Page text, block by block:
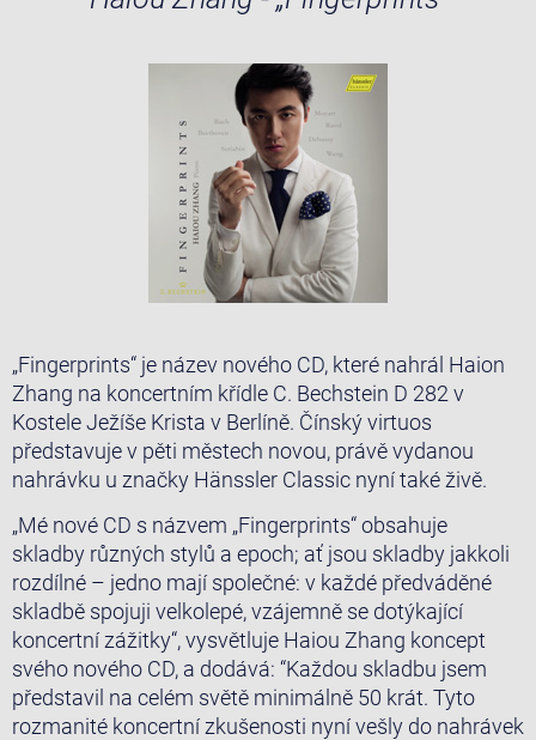
„Fingerprints“ je název nového CD, které nahrál Haion
Zhang na koncertním křídle C. Bechstein D 282 v
Kostele Ježíše Krista v Berlíně. Čínský virtuos
představuje v pěti městech novou, právě vydanou
nahrávku u značky Hänssler Classic nyní také živě.
„Mé nové CD s názvem „Fingerprints“ obsahuje
skladby různých stylů a epoch; ať jsou skladby jakkoli
rozdílné – jedno mají společné: v každé předváděné
skladbě spojuji velkolepé, vzájemně se dotýkající
koncertní zážitky“, vysvětluje Haiou Zhang koncept
svého nového CD, a dodává: “Každou skladbu jsem
představil na celém světě minimálně 50 krát. Tyto
rozmanité koncertní zkušenosti nyní vešly do nahrávek